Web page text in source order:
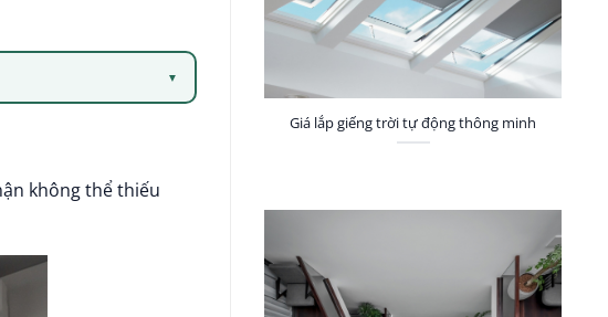
▼
không thể thiếu
Giá lắp giếng trời tự động thông minh